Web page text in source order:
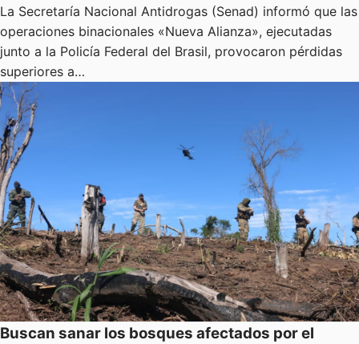
La Secretaría Nacional Antidrogas (Senad) informó que las
operaciones binacionales «Nueva Alianza», ejecutadas
junto a la Policía Federal del Brasil, provocaron pérdidas
superiores a…
Buscan sanar los bosques afectados por el